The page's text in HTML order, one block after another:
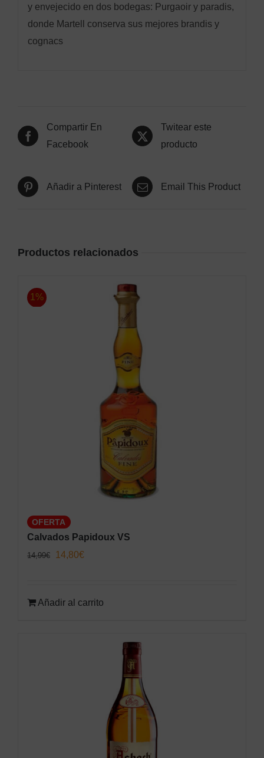
y envejecido en dos bodegas: Purgaoir y paradis,
donde Martell conserva sus mejores brandis y
cognacs
Compartir En
Facebook
Twitear este
producto
Añadir a Pinterest Email This Product
Productos relacionados
1%
OFERTA
Calvados Papidoux VS
14,99€
El
era:
14,80€
es:
Añadir al carrito